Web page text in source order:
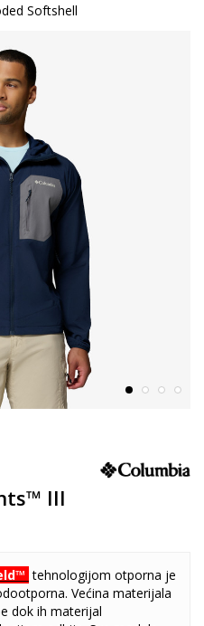
Softshell
III
tehnologijom otporna je
Većina materijala
dok ih materijal